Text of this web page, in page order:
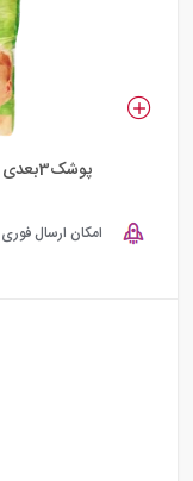
پوشک3بعدی اقتصادی 50عددی سایز 5 مولفیکس
امکان ارسال فوری